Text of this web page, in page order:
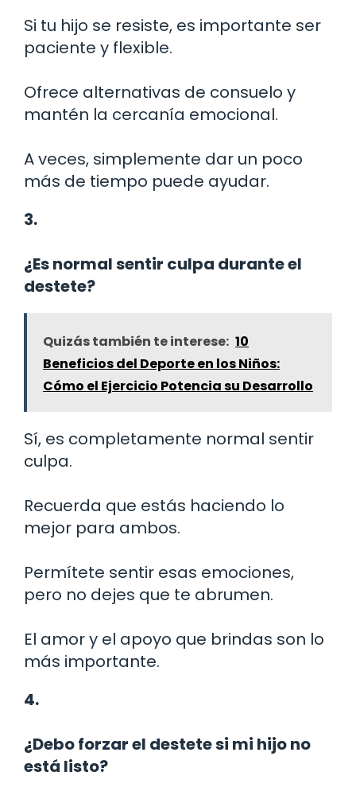
Si tu hijo se resiste, es importante ser
paciente y flexible.
Ofrece alternativas de consuelo y
mantén la cercanía emocional.
A veces, simplemente dar un poco
más de tiempo puede ayudar.
3.
¿Es normal sentir culpa durante el
destete?
Quizás también te interese: 10
Beneficios del Deporte en los Niños:
Cómo el Ejercicio Potencia su Desarrollo
Sí, es completamente normal sentir
culpa.
Recuerda que estás haciendo lo
mejor para ambos.
Permítete sentir esas emociones,
pero no dejes que te abrumen.
El amor y el apoyo que brindas son lo
más importante.
4.
¿Debo forzar el destete si mi hijo no
está listo?